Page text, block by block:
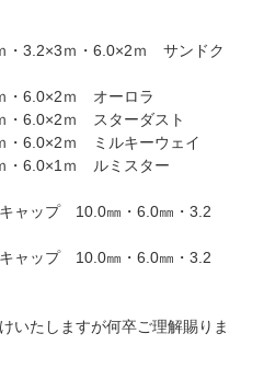
3.2×3ｍ・6.0×2ｍ サンドク
オーロラ
スターダスト
ミルキーウェイ
ルミスター
ャップ 10.0㎜・6.0㎜・3.2
㎜・6.0㎜・3.2
いたしますが何卒ご理解賜りま